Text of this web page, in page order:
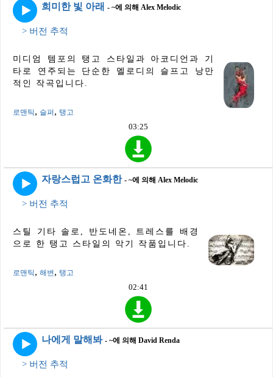
희미한 빛 아래 - ~에 의해 Alex Melodic
> 버전 추적
미디엄 템포의 탱고 스타일과 아코디언과 기
타로 연주되는 단순한 멜로디의 슬프고 낭만
적인 작곡입니다.
로맨틱, 슬퍼, 탱고
03:25
자랑스럽고 온화한 - ~에 의해 Alex Melodic
> 버전 추적
스틸 기타 솔로, 반도네온, 트레스를 배경
으로 한 탱고 스타일의 악기 작품입니다.
로맨틱 , 해변 , 탱고
02:41
나에게 말해봐 - ~에 의해 David Renda
> 버전 추적